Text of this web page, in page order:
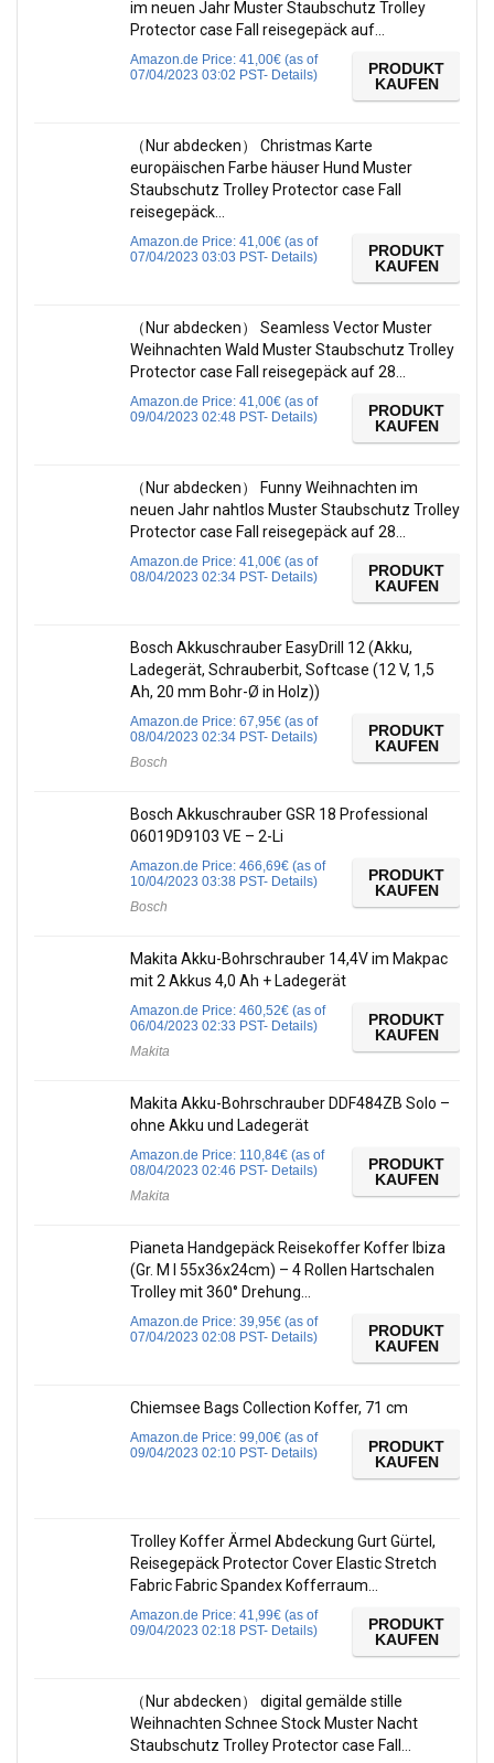
im neuen Jahr Muster Staubschutz Trolley
Protector case Fall reisegepäck auf…
Amazon.de Price: 41,00€ (as of
07/04/2023 03:02 PST- Details)
PRODUKT
KAUFEN
（Nur abdecken） Christmas Karte
europäischen Farbe häuser Hund Muster
Staubschutz Trolley Protector case Fall
reisegepäck…
Amazon.de Price: 41,00€ (as of
07/04/2023 03:03 PST- Details)
PRODUKT
KAUFEN
（Nur abdecken） Seamless Vector Muster
Weihnachten Wald Muster Staubschutz Trolley
Protector case Fall reisegepäck auf 28…
Amazon.de Price: 41,00€ (as of
09/04/2023 02:48 PST- Details)
PRODUKT
KAUFEN
（Nur abdecken） Funny Weihnachten im
neuen Jahr nahtlos Muster Staubschutz Trolley
Protector case Fall reisegepäck auf 28…
Amazon.de Price: 41,00€ (as of
08/04/2023 02:34 PST- Details)
PRODUKT
KAUFEN
Bosch Akkuschrauber EasyDrill 12 (Akku,
Ladegerät, Schrauberbit, Softcase (12 V, 1,5
Ah, 20 mm Bohr-Ø in Holz))
Amazon.de Price: 67,95€ (as of
08/04/2023 02:34 PST- Details)
Bosch
PRODUKT
KAUFEN
Bosch Akkuschrauber GSR 18 Professional
06019D9103 VE – 2-Li
Amazon.de Price: 466,69€ (as of
10/04/2023 03:38 PST- Details)
Bosch
PRODUKT
KAUFEN
Makita Akku-Bohrschrauber 14,4V im Makpac
mit 2 Akkus 4,0 Ah + Ladegerät
Amazon.de Price: 460,52€ (as of
06/04/2023 02:33 PST- Details)
Makita
PRODUKT
KAUFEN
Makita Akku-Bohrschrauber DDF484ZB Solo –
ohne Akku und Ladegerät
Amazon.de Price: 110,84€ (as of
08/04/2023 02:46 PST- Details)
Makita
PRODUKT
KAUFEN
Pianeta Handgepäck Reisekoffer Koffer Ibiza
(Gr. M I 55x36x24cm) – 4 Rollen Hartschalen
Trolley mit 360° Drehung…
Amazon.de Price: 39,95€ (as of
07/04/2023 02:08 PST- Details)
PRODUKT
KAUFEN
Chiemsee Bags Collection Koffer, 71 cm
Amazon.de Price: 99,00€ (as of
09/04/2023 02:10 PST- Details)
PRODUKT
KAUFEN
Trolley Koffer Ärmel Abdeckung Gurt Gürtel,
Reisegepäck Protector Cover Elastic Stretch
Fabric Fabric Spandex Kofferraum…
Amazon.de Price: 41,99€ (as of
09/04/2023 02:18 PST- Details)
PRODUKT
KAUFEN
（Nur abdecken） digital gemälde stille
Weihnachten Schnee Stock Muster Nacht
Staubschutz Trolley Protector case Fall…